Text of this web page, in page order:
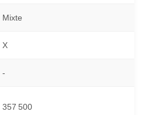
Mixte
X
-
357 500